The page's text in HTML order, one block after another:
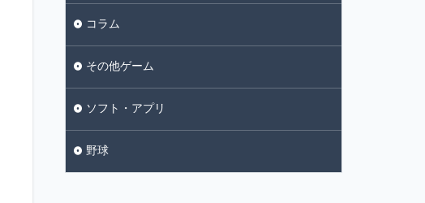
コラム
その他ゲーム
ソフト・アプリ
野球